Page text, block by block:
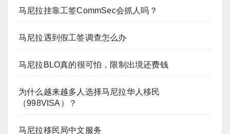
马尼拉挂靠工签CommSec会抓人吗？
马尼拉遇到假工签调查怎么办
马尼拉BLO真的很可怕，限制出境还费钱
为什么越来越多人选择马尼拉华人移民
（998VISA）？
马尼拉移民局中文服务